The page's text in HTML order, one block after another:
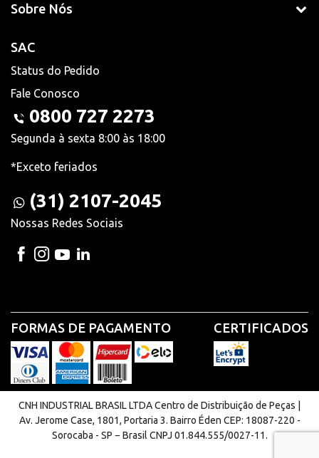
Sobre Nós
SAC
Status do Pedido
Fale Conosco
0800 727 2273
Segunda à sexta 8:00 às 18:00
*Exceto feriados
(31) 2107-2045
Nossas Redes Sociais
FORMAS DE PAGAMENTO CERTIFICADOS
CNH INDUSTRIAL BRASIL LTDA Centro de Distribuição de Peças |
Av. Jerome Case, 1801, Portaria 3. Bairro Éden CEP: 18087-220 -
Sorocaba - SP − Brasil CNPJ 01.844.555/0027-11.